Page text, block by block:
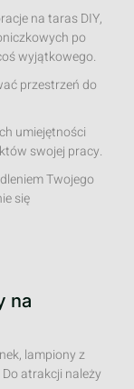
na taras DIY,
po
wyjątkowego.
przestrzeń do
umiejętności
swojej pracy.
Twojego
się
na
lampiony z
atrakcji należy